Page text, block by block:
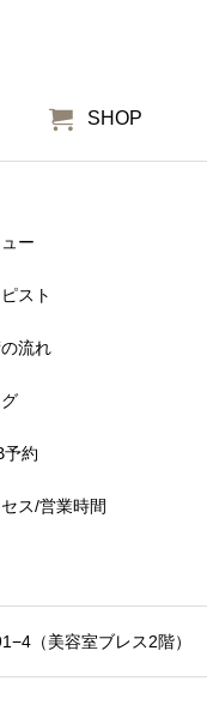
SHOP
ー
スト
流れ
予約
ス/営業時間
（美容室ブレス2階）